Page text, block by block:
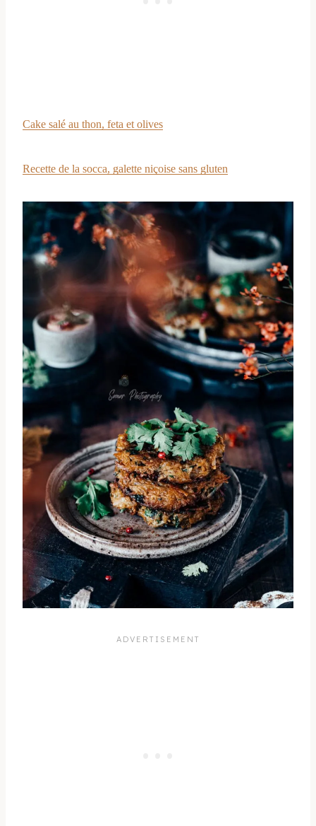
Cake salé au thon, feta et olives
Recette de la socca, galette niçoise sans gluten